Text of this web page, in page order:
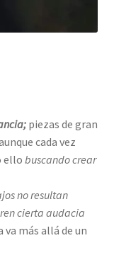
piezas de gran
cada vez
ellobuscando crear
no resultan
cierta audacia
va más allá de un